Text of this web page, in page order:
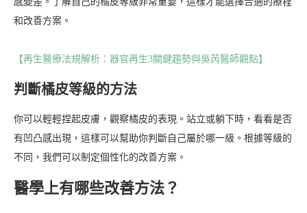
和改善方案。
【再生醫療法規解析：器官再生3關鍵趨勢與吳芮醫師觀點】
判斷橘皮等級的方法
你可以輕輕捏起皮膚，觀察橘皮的表現。站立或躺下時，看看是否
有凹凸感出現，這樣可以幫助你判斷自己屬於哪一級。根據等級的
不同，我們可以制定個性化的改善方案。
醫學上有哪些改善方法？